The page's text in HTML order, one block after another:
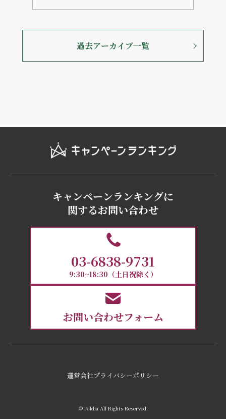
過去アーカイブ一覧
キャンペーンランキングに
関するお問い合わせ
03-6838-9731
9:30~18:30（土日祝除く）
お問い合わせフォーム
運営会社プライバシーポリシー
© Paldia All Rights Reserved.